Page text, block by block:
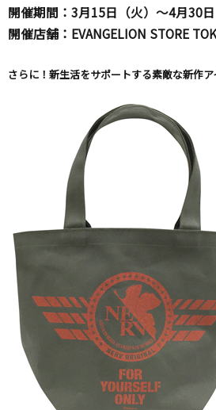
開催期間：3月15日（火）～4月30日
開催店舗：EVANGELION STORE
さらに！新生活をサポートする素敵な新作ア